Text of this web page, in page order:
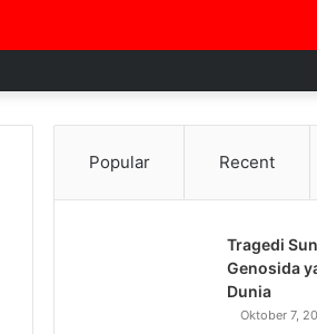
Popular Recent
Tragedi
Genosida
Dunia
Oktober 7,